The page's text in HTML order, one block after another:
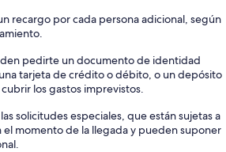
recargo por cada persona adicional, según
pedirte un documento de identidad
tarjeta de crédito o débito, o un depósito
los gastos imprevistos.
solicitudes especiales, que están sujetas a
momento de la llegada y pueden suponer